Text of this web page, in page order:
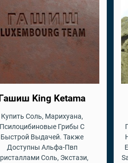
Гашиш King Ketama
Купить Соль, Марихуана,
Псилоцибиновые Грибы С
Быстрой Выдачей. Также
Доступны Альфа-Пвп
Соль, Экстази,